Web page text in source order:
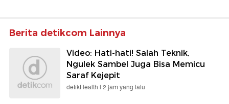
Berita detikcom Lainnya
Video: Hati-hati! Salah Teknik,
Ngulek Sambel Juga Bisa Memicu
Saraf Kejepit
detikHealth | 2 jam yang lalu